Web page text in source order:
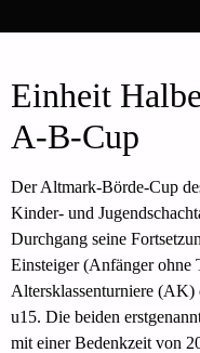
Einheit
A-B-Cup
Der Altmark-Börde-Cup
Kinder- und
Durchgang seine
Einsteiger (Anfänger ohne
Altersklassenturniere (AK)
u15. Die beiden
mit einer Bedenkzeit von